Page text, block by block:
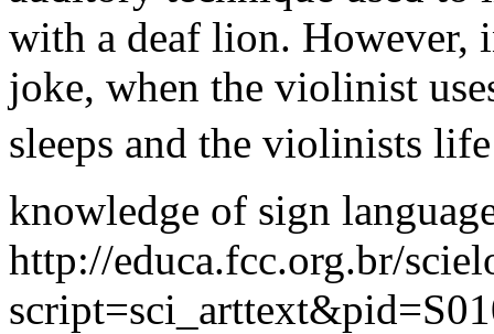
with a deaf lion. However,
joke, when the violinist
sleeps and the violinists
knowledge of sign
http://educa.fcc.org.br/